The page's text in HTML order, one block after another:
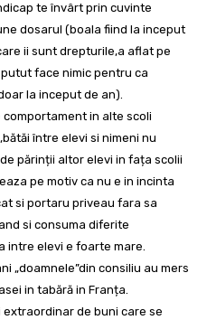
te învârt prin cuvinte
dosarul (boala fiind la inceput
ii sunt drepturile,a aflat pe
face nimic pentru ca
la inceput de an).
comportament in alte scoli
între elevi si nimeni nu
părinții altor elevi in fața scolii
pe motiv ca nu e in incinta
si portaru priveau fara sa
si consuma diferite
intre elevi e foarte mare.
„doamnele”din consiliu au mers
in tabără in Franța.
de buni care se